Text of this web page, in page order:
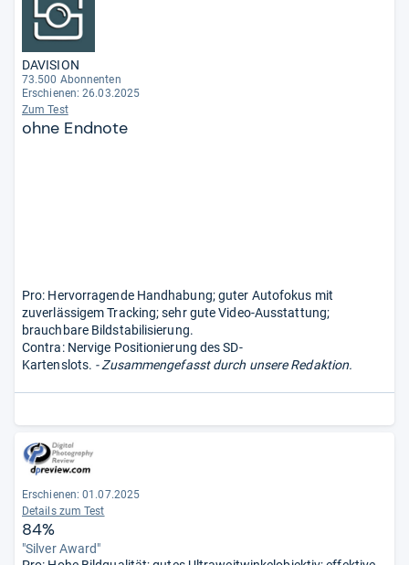
DAVISION
73.500 Abonnenten
Erschienen: 26.03.2025
Zum Test
ohne Endnote
Pro: Hervorragende Handhabung; guter Autofokus mit
zuverlässigem Tracking; sehr gute Video-Ausstattung;
brauchbare Bildstabilisierung.
Contra: Nervige Positionierung des SD-
Kartenslots. - Zusammengefasst durch unsere Redaktion.
Erschienen: 01.07.2025
Details zum Test
84%
"Silver Award"